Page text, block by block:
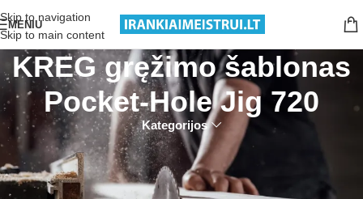
Skip to navigation
Skip to main content
MENIU
KREG gręžimo šablonas
Pocket-Hole Jig 720
Kategorijos
Pradžia
Produktai su žymomis “KREG gręžimo šablonas Pocket-Hole Jig 720”
Rezultatų: 1